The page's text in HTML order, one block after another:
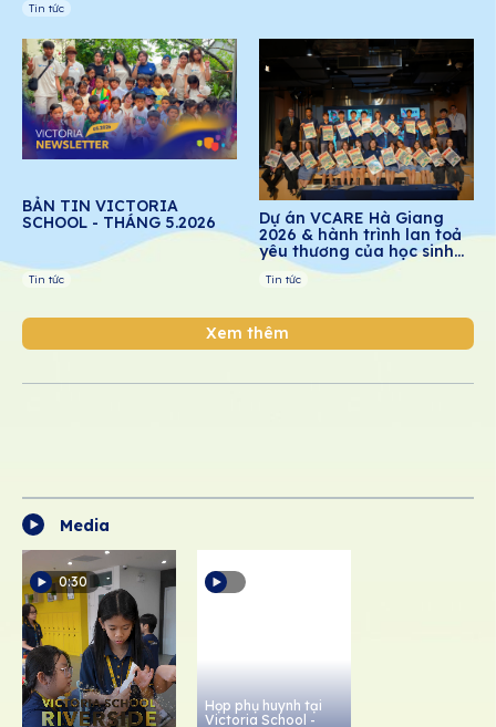
Tin tức
BẢN TIN VICTORIA
SCHOOL - THÁNG 5.2026
Tin tức
Dự án VCARE Hà Giang
2026 & hành trình lan toả
yêu thương của học sinh
Victoria School
Tin tức
Xem thêm
Media
0:30
Họp phụ huynh tại
Victoria School -